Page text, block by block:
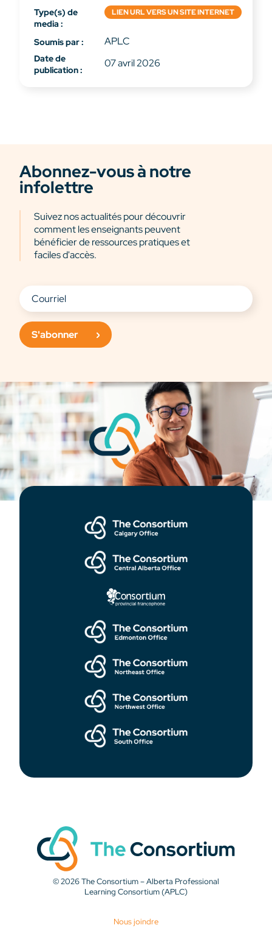
Type(s) de
media :
LIEN URL VERS UN SITE INTERNET
Soumis par : APLC
Date de
publication :
07 avril 2026
Abonnez-vous à notre
infolettre
Suivez nos actualités pour découvrir
comment les enseignants peuvent
bénéficier de ressources pratiques et
faciles d'accès.
S'abonner
© 2026 The Consortium – Alberta Professional
Learning Consortium (APLC)
Nous joindre